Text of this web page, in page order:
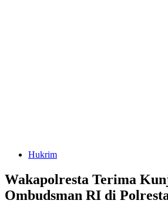
Hukrim
Wakapolresta Terima
Ombudsman RI di